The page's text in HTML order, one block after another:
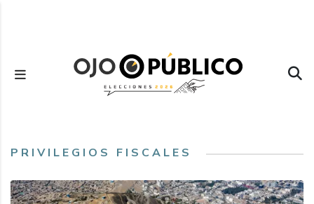
contenido
PRIVILEGIOS FISCALES